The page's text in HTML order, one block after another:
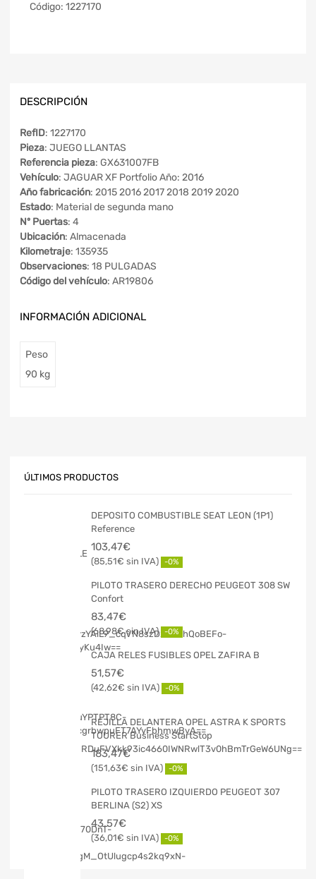
Código: 1227170
DESCRIPCIÓN
RefID: 1227170
Pieza: JUEGO LLANTAS
Referencia pieza: GX631007FB
Vehículo: JAGUAR XF Portfolio Año: 2016
Año fabricación: 2015 2016 2017 2018 2019 2020
Estado: Material de segunda mano
Nº Puertas: 4
Ubicación: Almacenada
Kilometraje: 135935
Observaciones: 18 PULGADAS
Código del vehículo: AR19806
INFORMACIÓN ADICIONAL
Peso
90 kg
ÚLTIMOS PRODUCTOS
DEPOSITO COMBUSTIBLE SEAT LEON (1P1)
Reference
103,47€
85,51€ -0%
PILOTO TRASERO DERECHO PEUGEOT 308 SW
Confort
83,47€
68,98€ -0%
CAJA RELES FUSIBLES OPEL ZAFIRA B
51,57€
42,62€ -0%
REJILLA DELANTERA OPEL ASTRA K SPORTS
TOURER Business StartStop
183,47€
151,63€ -0%
PILOTO TRASERO IZQUIERDO PEUGEOT 307
BERLINA (S2) XS
43,57€
36,01€ -0%